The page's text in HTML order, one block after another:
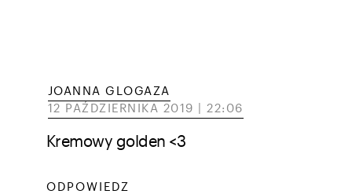
JOANNA GLOGAZA
12 PAŹDZIERNIKA 2019 | 22:06
Kremowy golden <3
ODPOWIEDZ